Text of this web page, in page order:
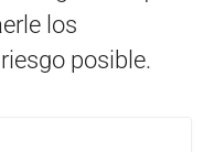
los
posible.